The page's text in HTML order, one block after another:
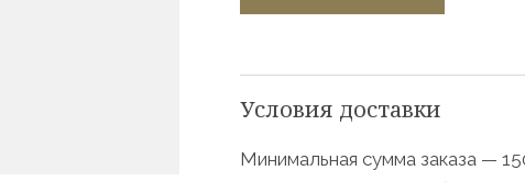
Условия доставки
Минимальная сумма заказа —